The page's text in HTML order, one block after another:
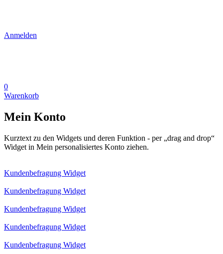
Anmelden
0
Warenkorb
Mein Konto
Kurztext zu den Widgets und deren Funktion - per „drag and drop“
Widget in Mein personalisiertes Konto ziehen.
Kundenbefragung Widget
Kundenbefragung Widget
Kundenbefragung Widget
Kundenbefragung Widget
Kundenbefragung Widget